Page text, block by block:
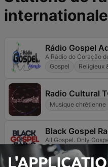
Rádio Gospel
A Rádio do Coração
Gospel
Religieux
Radio Cultural
Musique chrétienne
Black Gospel
All Gospel. Only
Gospel